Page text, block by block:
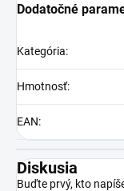
Dodatočné
Kategória:
Hmotnosť:
EAN:
Diskusia
Buďte prvý, kto